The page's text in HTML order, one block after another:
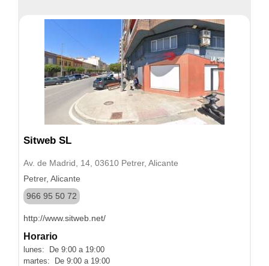
Sitweb SL
Av. de Madrid, 14, 03610 Petrer, Alicante
Petrer, Alicante
966 95 50 72
http://www.sitweb.net/
Horario
lunes: De 9:00 a 19:00
martes: De 9:00 a 19:00